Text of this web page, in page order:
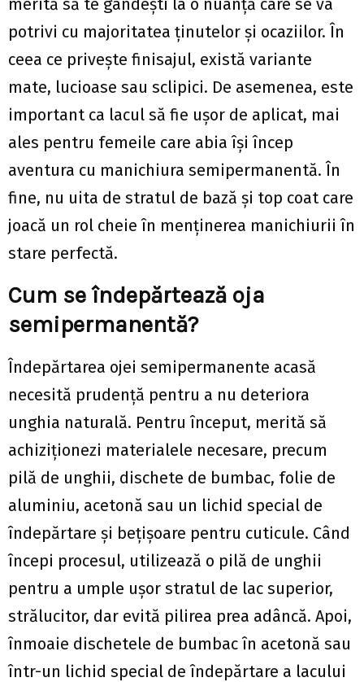
merită să te gândești la o nuanță care se va
potrivi cu majoritatea ținutelor și ocaziilor. În
ceea ce privește finisajul, există variante
mate, lucioase sau sclipici. De asemenea, este
important ca lacul să fie ușor de aplicat, mai
ales pentru femeile care abia își încep
aventura cu manichiura semipermanentă. În
fine, nu uita de stratul de bază și top coat care
joacă un rol cheie în menținerea manichiurii în
stare perfectă.
Cum se îndepărtează oja
semipermanentă?
Îndepărtarea ojei semipermanente acasă
necesită prudență pentru a nu deteriora
unghia naturală. Pentru început, merită să
achiziționezi materialele necesare, precum
pilă de unghii, dischete de bumbac, folie de
aluminiu, acetonă sau un lichid special de
îndepărtare și bețișoare pentru cuticule. Când
începi procesul, utilizează o pilă de unghii
pentru a umple ușor stratul de lac superior,
strălucitor, dar evită pilirea prea adâncă. Apoi,
înmoaie dischetele de bumbac în acetonă sau
într-un lichid special de îndepărtare a lacului